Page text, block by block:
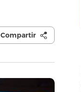
Compartir